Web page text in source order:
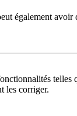
également avoir
telles
les corriger.